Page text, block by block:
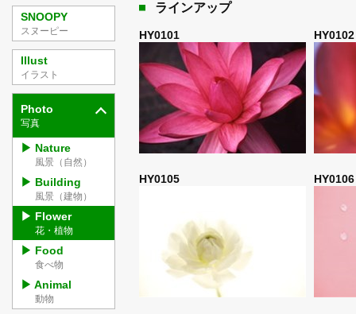
SNOOPY
スヌーピー
Illust
イラスト
Photo
写真
Nature
風景（自然）
Building
風景（建物）
Flower
花・植物
Food
食べ物
Animal
動物
ラインアップ
HY0101
HY0105